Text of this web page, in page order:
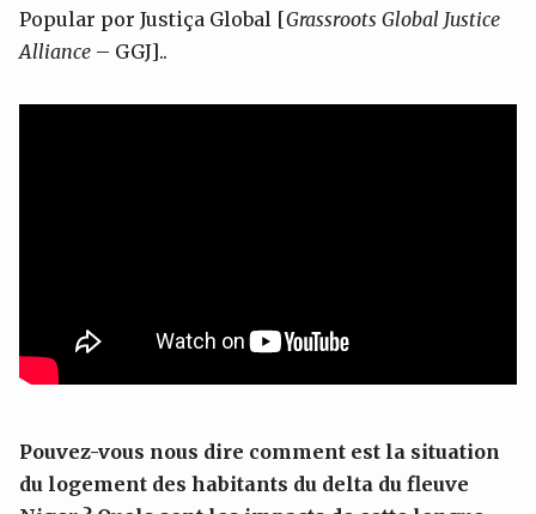
Popular por Justiça Global [Grassroots Global Justice
Alliance – GGJ]..
Pouvez-vous nous dire comment est la situation
du logement des habitants du delta du fleuve